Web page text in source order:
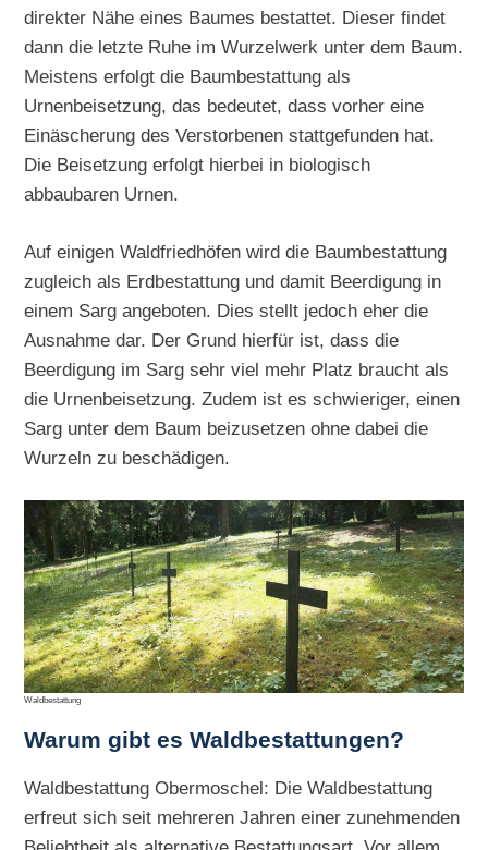
direkter Nähe eines Baumes bestattet. Dieser findet
dann die letzte Ruhe im Wurzelwerk unter dem Baum.
Meistens erfolgt die Baumbestattung als
Urnenbeisetzung, das bedeutet, dass vorher eine
Einäscherung des Verstorbenen stattgefunden hat.
Die Beisetzung erfolgt hierbei in biologisch
abbaubaren Urnen.
Auf einigen Waldfriedhöfen wird die Baumbestattung
zugleich als Erdbestattung und damit Beerdigung in
einem Sarg angeboten. Dies stellt jedoch eher die
Ausnahme dar. Der Grund hierfür ist, dass die
Beerdigung im Sarg sehr viel mehr Platz braucht als
die Urnenbeisetzung. Zudem ist es schwieriger, einen
Sarg unter dem Baum beizusetzen ohne dabei die
Wurzeln zu beschädigen.
Waldbestattung
Warum gibt es Waldbestattungen?
Waldbestattung Obermoschel: Die Waldbestattung
erfreut sich seit mehreren Jahren einer zunehmenden